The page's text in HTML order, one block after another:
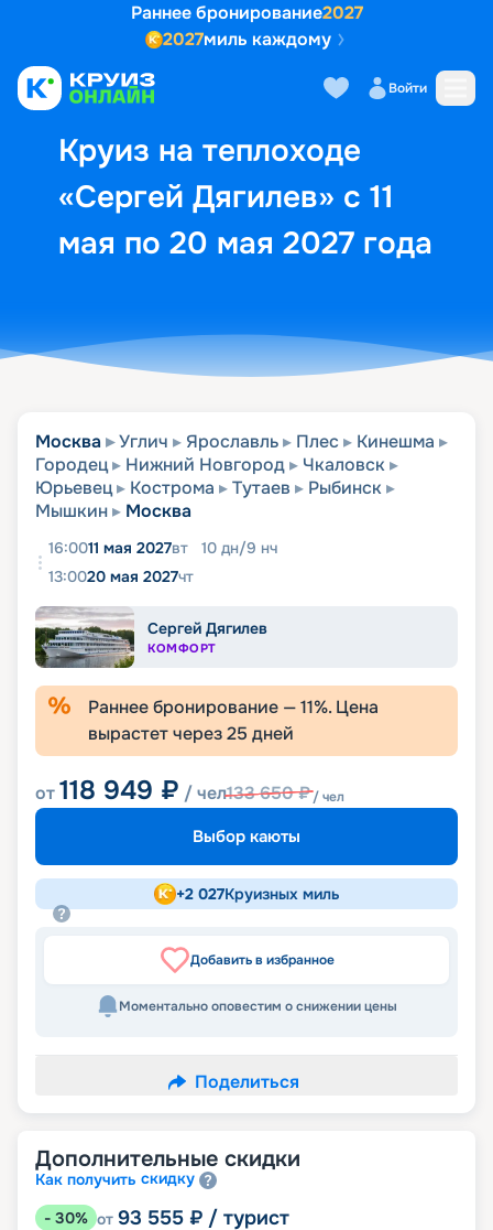
Раннее бронирование2027
2027миль каждому
Войти
Круиз на теплоходе
«Сергей Дягилев» с 11
мая по 20 мая 2027 года
Выбор кают Маршрут и
Москва Углич Ярославль Плес
Кинешма
Городец
Нижний Новгород
Чкаловск
Юрьевец
Кострома Тутаев
Рыбинск
Мышкин
Москва
16:0011 мая 2027вт 10 дн/9 нч
13:0020 мая 2027чт
Сергей Дягилев
КОМФОРТ
Раннее бронирование —11%. Цена
вырастет через25 дней
от118 949 ₽ / чел133 650₽/ чел
Выбор каюты
+2 027Круизных миль
Добавить в избранное
Моментально оповестим о снижении цены
Поделиться
Дополнительные скидки
Как получить скидку
- 30% от 93 555 ₽ / турист